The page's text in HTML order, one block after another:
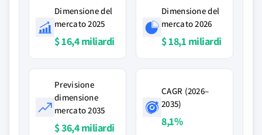
Dimensione del
mercato 2025
$ 16,4 miliardi
Dimensione del
mercato 2026
$ 18,1 miliardi
Previsione
dimensione
mercato 2035
$ 36,4 miliardi
CAGR (2026–
2035)
8,1%